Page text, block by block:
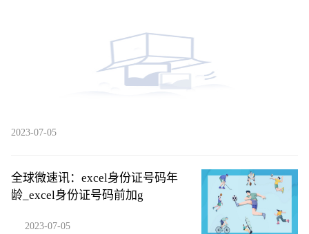
2023-07-05
全球微速讯：excel身份证号码年
龄_excel身份证号码前加g
2023-07-05